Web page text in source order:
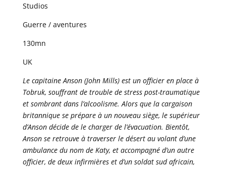
Studios
Guerre / aventures
130mn
UK
Le capitaine Anson (John Mills) est un officier en place à
Tobruk, souffrant de trouble de stress post-traumatique
et sombrant dans l’alcoolisme. Alors que la cargaison
britannique se prépare à un nouveau siège, le supérieur
d’Anson décide de le charger de l’évacuation. Bientôt,
Anson se retrouve à traverser le désert au volant d’une
ambulance du nom de Katy, et accompagné d’un autre
officier, de deux infirmières et d’un soldat sud africain,